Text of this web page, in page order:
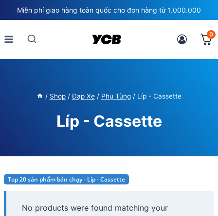
to
content
Miễn phí giao hàng toàn quốc cho đơn hàng từ 1.000.000
0
/ Shop / Đạp Xe / Phụ Tùng / Líp - Cassette
Líp - Cassette
Top 20 sản phẩm bán chạy - Líp - Cassette
No products were found matching your